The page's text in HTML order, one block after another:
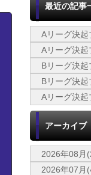
最近の記事
Aリーグ決起
Aリーグ決
Bリーグ決
Bリーグ決
Aリーグ決起
アーカイブ
2026年08月
2026年07月